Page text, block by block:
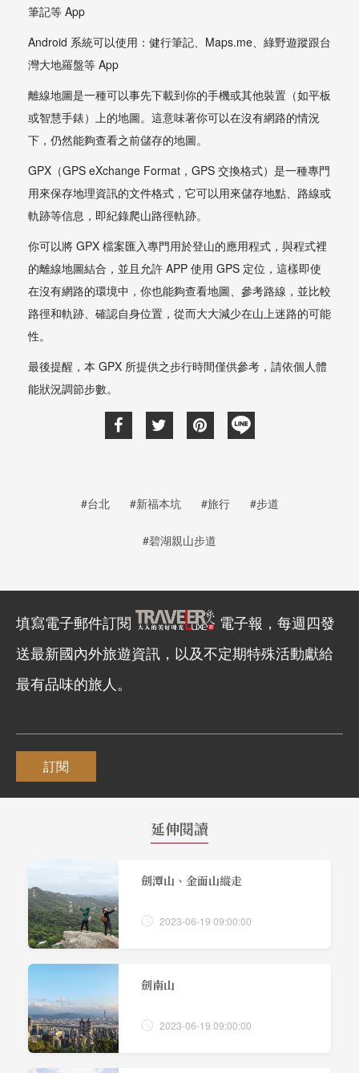
筆記等 App
Android 系統可以使用：健行筆記、Maps.me、綠野遊蹤跟台
灣大地羅盤等 App
離線地圖是一種可以事先下載到你的手機或其他裝置（如平板
或智慧手錶）上的地圖。這意味著你可以在沒有網路的情況
下，仍然能夠查看之前儲存的地圖。
GPX（GPS eXchange Format，GPS 交換格式）是一種專門
用來保存地理資訊的文件格式，它可以用來儲存地點、路線或
軌跡等信息，即紀錄爬山路徑軌跡。
你可以將 GPX 檔案匯入專門用於登山的應用程式，與程式裡
的離線地圖結合，並且允許 APP 使用 GPS 定位，這樣即使
在沒有網路的環境中，你也能夠查看地圖、參考路線，並比較
路徑和軌跡、確認自身位置，從而大大減少在山上迷路的可能
性。
最後提醒，本 GPX 所提供之步行時間僅供參考，請依個人體
能狀況調節步數。
#台北 #新福本坑 #旅行 #步道
#碧湖親山步道
填寫電子郵件訂閱
電子報，每週四發
送最新國內外旅遊資訊，以及不定期特殊活動獻給
最有品味的旅人。
訂閱
延伸閱讀
劍潭山、金面山縱走
2023-06-19 09:00:00
劍南山
2023-06-19 09:00:00